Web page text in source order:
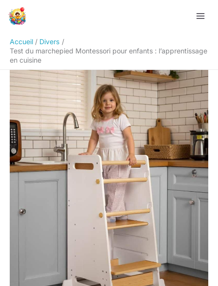
Accueil
Divers
Test du marchepied Montessori pour enfants : l’apprentissage
en cuisine
Rechercher